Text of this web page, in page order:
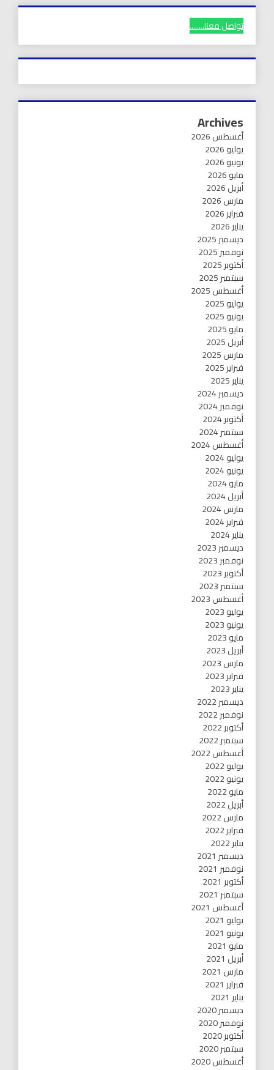
تواصل معنا........
Archives
أغسطس 2026
يوليو 2026
يونيو 2026
مايو 2026
أبريل 2026
مارس 2026
فبراير 2026
يناير 2026
ديسمبر 2025
نوفمبر 2025
أكتوبر 2025
سبتمبر 2025
أغسطس 2025
يوليو 2025
يونيو 2025
مايو 2025
أبريل 2025
مارس 2025
فبراير 2025
يناير 2025
ديسمبر 2024
نوفمبر 2024
أكتوبر 2024
سبتمبر 2024
أغسطس 2024
يوليو 2024
يونيو 2024
مايو 2024
أبريل 2024
مارس 2024
فبراير 2024
يناير 2024
ديسمبر 2023
نوفمبر 2023
أكتوبر 2023
سبتمبر 2023
أغسطس 2023
يوليو 2023
يونيو 2023
مايو 2023
أبريل 2023
مارس 2023
فبراير 2023
يناير 2023
ديسمبر 2022
نوفمبر 2022
أكتوبر 2022
سبتمبر 2022
أغسطس 2022
يوليو 2022
يونيو 2022
مايو 2022
أبريل 2022
مارس 2022
فبراير 2022
يناير 2022
ديسمبر 2021
نوفمبر 2021
أكتوبر 2021
سبتمبر 2021
أغسطس 2021
يوليو 2021
يونيو 2021
مايو 2021
أبريل 2021
مارس 2021
فبراير 2021
يناير 2021
ديسمبر 2020
نوفمبر 2020
أكتوبر 2020
سبتمبر 2020
أغسطس 2020